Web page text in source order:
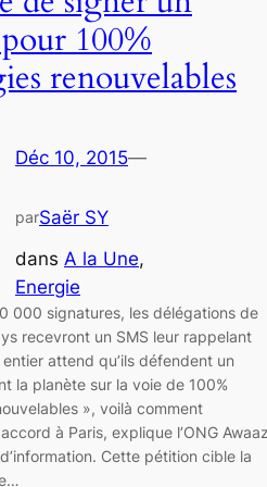
100%
renouvelables
Déc 10, 2015—
parSaër SY
dans A la Une
Energie
000 signatures, les délégations de
recevront un SMS leur rappelant
attend qu’ils défendent un
la planète sur la voie de 100%
», voilà comment
à Paris, explique l’ONG
Cette pétition cible la